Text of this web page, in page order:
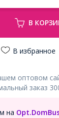
В
В избранное
оптовом
заказ
на